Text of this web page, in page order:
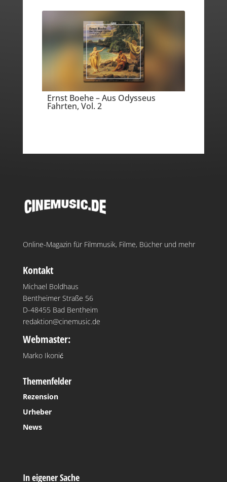
Ernst Boehe – Aus Odysseus
Fahrten, Vol. 2
Online-Magazin für Filmmusik, Filme, Bücher und mehr
Kontakt
Michael Boldhaus
Bentheimer Straße 56
D-48455 Bad Bentheim
redaktion@cinemusic.de
Webmaster:
Marko Ikonić
Themenfelder
Rezension
Urheber
News
In eigener Sache